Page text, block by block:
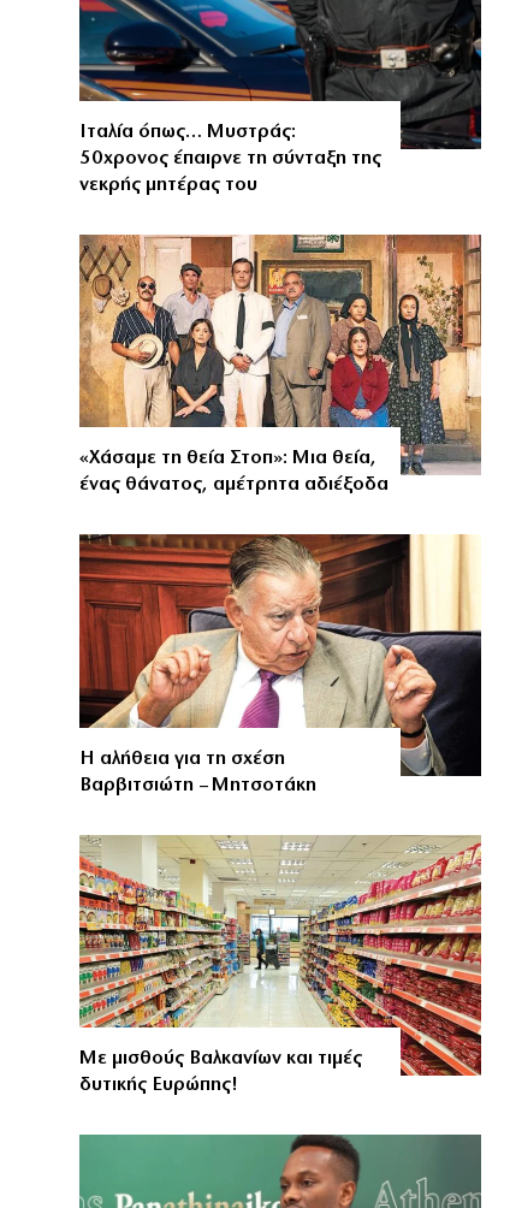
Ιταλία όπως… Μυστράς:
50χρονος έπαιρνε τη σύνταξη της
νεκρής μητέρας του
«Χάσαμε τη θεία Στοπ»: Μια θεία,
ένας θάνατος, αμέτρητα αδιέξοδα
Η αλήθεια για τη σχέση
Βαρβιτσιώτη – Μητσοτάκη
Με μισθούς Βαλκανίων και τιμές
δυτικής Ευρώπης!